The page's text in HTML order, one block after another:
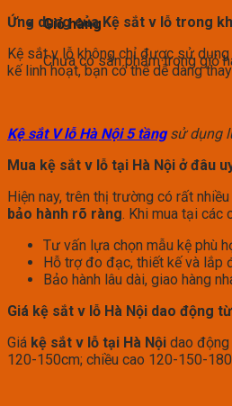
Giỏ hàng
Chưa có sản phẩm trong giỏ
Ứng dụng của Kệ sắt v lỗ trong
Kệ sắt v lỗ không chỉ được sử dụng
kế linh hoạt, bạn có thể dễ dàng
Kệ sắt V lỗ Hà Nội 5 tầngsử dụng
Mua kệ sắt v lỗ tại Hà Nội ở đâu
Hiện nay, trên thị trường có rất
bảo hành rõ ràng. Khi mua tại các
Tư vấn lựa chọn mẫu kệ phù
Hỗ trợ đo đạc, thiết kế và lắp
Bảo hành lâu dài, giao hàng
Giá kệ sắt v lỗ Hà Nội dao động
Giá kệ sắt v lỗ tại Hà Nội dao
120-150cm; chiều cao 120-150-